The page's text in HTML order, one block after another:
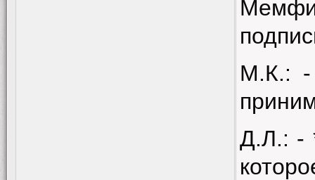
М.К.: -
Д.Л.: -